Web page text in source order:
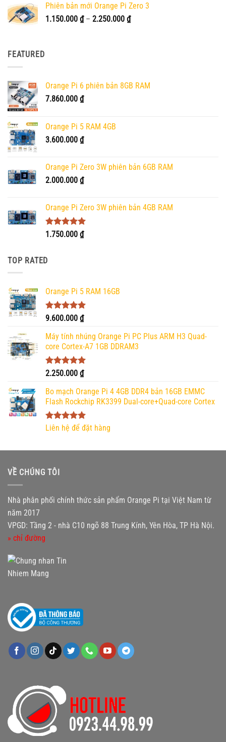
Phiên bản mới Orange Pi Zero 3
1.150.000 ₫ – 2.250.000 ₫Khoảng
FEATURED
Orange Pi 6 phiên bản 8GB RAM
7.860.000 ₫
Orange Pi 5 RAM 4GB
3.600.000 ₫
Orange Pi Zero 3W phiên bản 6GB RAM
2.000.000 ₫
Orange Pi Zero 3W phiên bản 4GB RAM
Được xếp
1.750.000 ₫
TOP RATED
Orange Pi 5 RAM 16GB
Được xếp
5 sao
9.600.000 ₫
Máy tính nhúng Orange Pi PC Plus ARM H3 Quad-
core Cortex-A7 1GB DDRAM3
Được xếp
5 sao
2.250.000 ₫
Bo mạch Orange Pi 4 4GB DDR4 bản 16GB EMMC
Flash Rockchip RK3399 Dual-core+Quad-core Cortex
Được xếp
Liên hệ để đặt hàng
VỀ CHÚNG TÔI
Nhà phân phối chính thức sản phẩm Orange Pi tại Việt Nam từ
năm 2017
VPGD: Tầng 2 - nhà C10 ngõ 88 Trung Kính, Yên Hòa, TP Hà Nội.
» chỉ đường